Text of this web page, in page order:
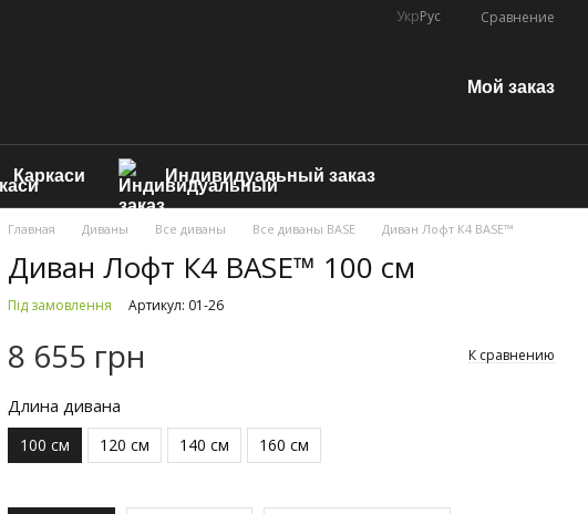
УкрРус Сравнение
Мой заказ
Каркаси Индивидуальный заказ
Главная Диваны Все диваны Все диваны BASE Диван Лофт К4 BASE™
Диван Лофт К4 BASE™ 100 см
Під замовлення Артикул: 01-26
8 655 грн К сравнению
Длина дивана
100 см 120 см 140 см 160 см